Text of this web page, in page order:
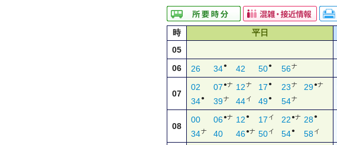
時 平日
05
06
26 34● 42 50● 56ナ
07
02 07 ●ナ 12 ナ 17 ● 23ナ 29 ●ナ
34● 39ナ 44イ 49● 54ナ
08
00 06●ナ 12 ● 17 イ 22 ●ナ 28 ●
34ナ 40 46●ナ 50イ 54 ● 58 イ